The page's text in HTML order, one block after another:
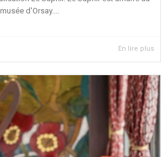
d'Orsay....
En lire plus